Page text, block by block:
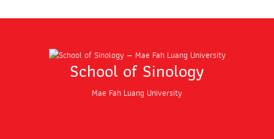
School of Sinology
Mae Fah Luang University